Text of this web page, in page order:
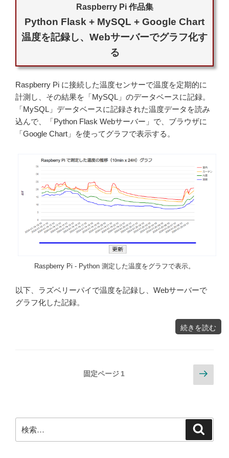
Raspberry Pi 作品集
Python Flask + MySQL + Google Chart
温度を記録し、Webサーバーでグラフ化す
る
Raspberry Pi に接続した温度センサーで温度を定期的に
計測し、その結果を「MySQL」のデータベースに記録。
「MySQL」データベースに記録された温度データを読み
込んで、「Python Flask Webサーバー」で、ブラウザに
「Google Chart」を使ってグラフで表示する。
Raspberry Pi - Python 測定した温度をグラフで表示。
以下、ラズベリーパイで温度を記録し、Webサーバーで
グラフ化した記録。
"Raspberry
Pi
計
ブ
に
グ
続きを読む
ペ
ー
固定ページ 1
次
の
ジ
索: